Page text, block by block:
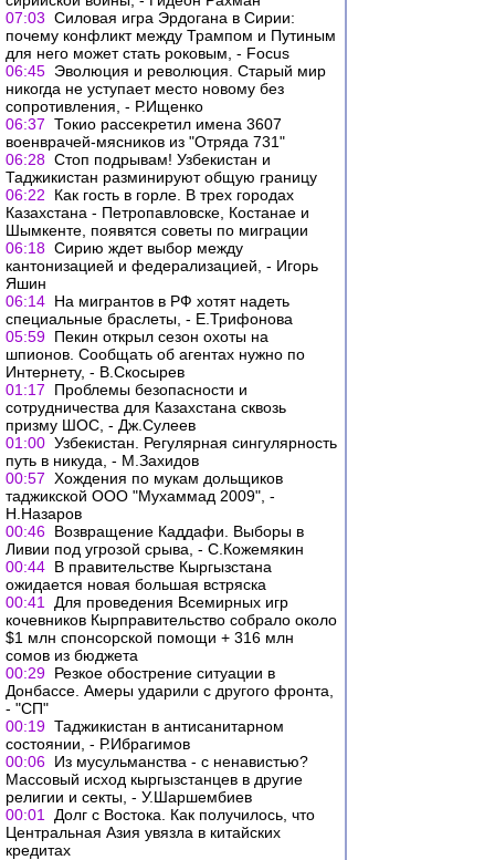
07:03 Силовая игра Эрдогана в Сирии:
почему конфликт между Трампом и Путиным
для него может стать роковым, - Focus
06:45 Эволюция и революция. Старый мир
никогда не уступает место новому без
сопротивления, - Р.Ищенко
06:37 Токио рассекретил имена 3607
военврачей-мясников из "Отряда 731"
06:28 Стоп подрывам! Узбекистан и
Таджикистан разминируют общую границу
06:22
Как гость в горле. В трех городах
Казахстана - Петропавловске, Костанае и
Шымкенте, появятся советы по миграции
06:18 Сирию ждет выбор между
кантонизацией и федерализацией, - Игорь
Яшин
06:14 На мигрантов в РФ хотят надеть
специальные браслеты, - Е.Трифонова
05:59 Пекин открыл сезон охоты на
шпионов. Сообщать об агентах нужно по
Интернету, - В.Скосырев
01:17
Проблемы безопасности и
сотрудничества для Казахстана сквозь
призму ШОС, - Дж.Сулеев
01:00 Узбекистан. Регулярная сингулярность
путь в никуда, - М.Захидов
00:57 Хождения по мукам дольщиков
таджикской ООО "Мухаммад 2009", -
Н.Назаров
00:46 Возвращение Каддафи. Выборы в
Ливии под угрозой срыва, - С.Кожемякин
00:44 В правительстве Кыргызстана
ожидается новая большая встряска
00:41
Для проведения Всемирных игр
кочевников Кырправительство собрало около
$1 млн спонсорской помощи + 316 млн
сомов из бюджета
00:29 Резкое обострение ситуации в
Донбассе. Амеры ударили с другого фронта,
- "СП"
00:19 Таджикистан в антисанитарном
состоянии, - Р.Ибрагимов
00:06 Из мусульманства - с ненавистью?
Массовый исход кыргызстанцев в другие
религии и секты, - У.Шаршембиев
00:01
Долг с Востока. Как получилось, что
Центральная Азия увязла в китайских
кредитах